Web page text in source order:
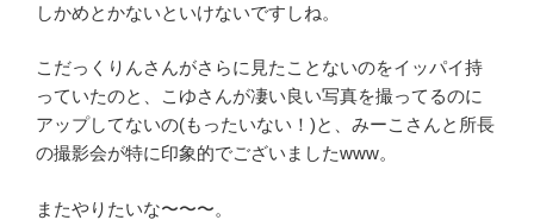
しかめとかないといけないですしね。
こだっくりんさんがさらに見たことないのをイッパイ持
っていたのと、こゆさんが凄い良い写真を撮ってるのに
アップしてないの(もったいない！)と、みーこさんと所長
の撮影会が特に印象的でございましたwww。
またやりたいな〜〜〜。